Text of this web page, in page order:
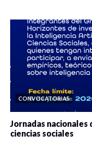
CONVOCATORIAS
Jornadas
ciencias sociales